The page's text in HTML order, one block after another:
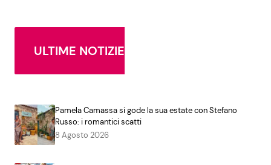
ULTIME NOTIZIE
Pamela Camassa si gode la sua estate con Stefano
Russo: i romantici scatti
8 Agosto 2026